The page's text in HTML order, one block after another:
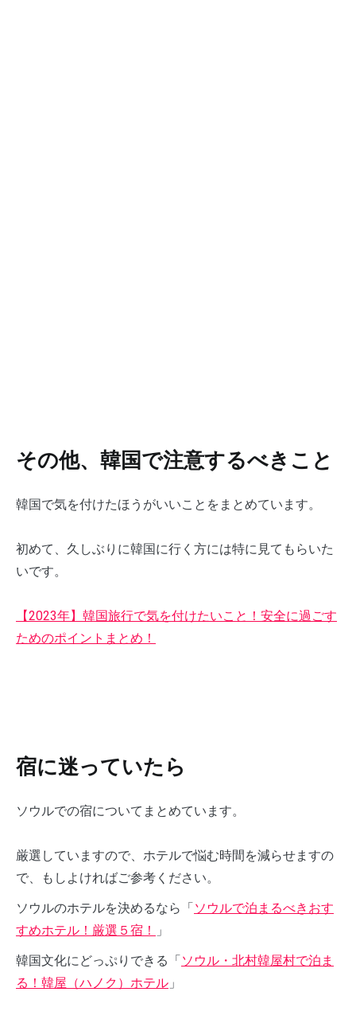
その他、韓国で注意するべきこと
韓国で気を付けたほうがいいことをまとめています。
初めて、久しぶりに韓国に行く方には特に見てもらいた
いです。
【2023年】韓国旅行で気を付けたいこと！安全に過ごす
ためのポイントまとめ！
宿に迷っていたら
ソウルでの宿についてまとめています。
厳選していますので、ホテルで悩む時間を減らせますの
で、もしよければご参考ください。
ソウルのホテルを決めるなら「ソウルで泊まるべきおす
すめホテル！厳選５宿！
」
韓国文化にどっぷりできる「ソウル・北村韓屋村で泊ま
る！韓屋（ハノク）ホテル 」